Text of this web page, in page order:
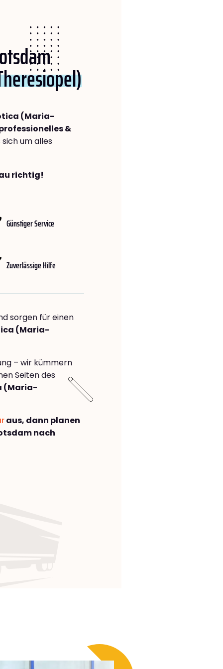
(Maria-
&
sich um alles
richtig!
Günstiger Service
Zuverlässige Hilfe
sorgen für einen
(Maria-
– wir kümmern
Seiten des
(Maria-
aus, dann planen
nach